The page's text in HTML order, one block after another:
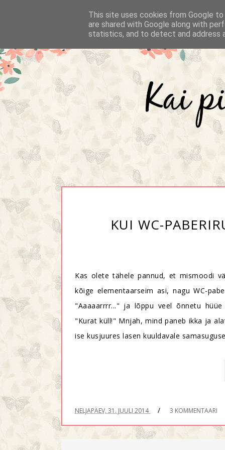
KUI WC-
Kas olete tähele pannud, et mismoodi
kõige elementaarseim asi, nagu WC-
"Aaaaarrrr..." ja lõppu veel õnnetu
"Kurat küll!" Mnjah, mind paneb ikka ja
ise kusjuures lasen kuuldavale
NELJAPÄEV, 31. JUULI 2014 / 3 KOMMENTAARI
This site uses cookies from Google
are shared with Google along with
statistics, and to detect and address